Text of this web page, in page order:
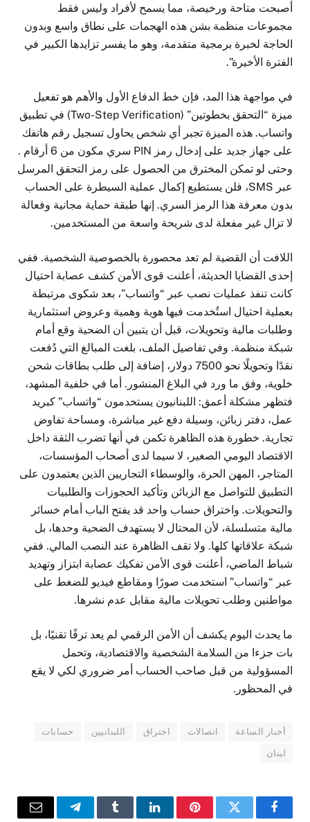
أصبحت متاحة ورخيصة، مما يسمح لأفراد وليس فقط
مجموعات منظمة بشن هذه الهجمات على نطاق واسع وبدون
الحاجة لخبرة برمجية متقدمة، وهو ما يفسر تزايدها الكبير في
الفترة الأخيرة”.
في مواجهة هذا المد، فإن خط الدفاع الأول والأهم هو تفعيل
ميزة “التحقق بخطوتين” (Two-Step Verification) في تطبيق
واتساب. هذه الميزة تجبر أي شخص يحاول تسجيل رقم هاتفك
على جهاز جديد على إدخال رمز PIN سري مكون من 6 أرقام .
وحتى لو تمكن المخترق من الحصول على رمز التحقق المرسل
عبر SMS، فلن يستطيع إكمال عملية السيطرة على الحساب
بدون معرفة هذا الرمز السري. إنها طبقة حماية مجانية وفعالة
لا تزال غير مفعلة لدى شريحة واسعة من المستخدمين.
اللافت أن القضية لم تعد محصورة بالخصوصية الشخصية. ففي
إحدى القضايا الحديثة، أعلنت قوى الأمن كشف عصابة احتيال
كانت تنفذ عمليات نصب عبر “واتساب”، بعد شكوى مرتبطة
بعملية احتيال استُخدمت فيها هوية وهمية وعروض استثمارية
وطلبات مالية وتحويلات، قبل أن يتبين أن الضحية وقع أمام
شبكة منظمة. وفي تفاصيل الملف، بلغت المبالغ التي دُفعت
نقدًا وتحويلًا نحو 7500 دولار، إضافة إلى طلب بطاقات شحن
خلوية، وفق ما ورد في البلاغ المنشور. أما في خلفية المشهد،
فتظهر مشكلة أعمق: اللبنانيون يستخدمون “واتساب” كبريد
عمل، دفتر زبائن، وسيلة دفع غير مباشرة، ومساحة تفاوض
تجارية. خطورة هذه الظاهرة تكمن في أنها تضرب الثقة داخل
الاقتصاد اليومي الصغير، لا سيما لدى أصحاب المؤسسات،
المتاجر، المهن الحرة، والوسطاء التجاريين الذين يعتمدون على
التطبيق للتواصل مع الزبائن وتأكيد الحجوزات والطلبيات
والتحويلات. واختراق حساب واحد قد يفتح الباب أمام خسائر
مالية متسلسلة، لأن المحتال لا يستهدف الضحية وحدها، بل
شبكة علاقاتها كلها. ولا تقف الظاهرة عند النصب المالي. ففي
شباط الماضي، أعلنت قوى الأمن تفكيك عصابة ابتزاز وتهديد
عبر “واتساب” استخدمت صورًا ومقاطع فيديو للضغط على
مواطنين وطلب تحويلات مالية مقابل عدم نشرها.
ما يحدث اليوم يكشف أن الأمن الرقمي لم يعد ترفًا تقنيًا، بل
بات جزءا من السلامة الشخصية والاقتصادية، وتحمل
المسؤولية من قبل صاحب الحساب أمر ضروري لكي لا يقع
في المحظور.
أخبار الساعة اتصالات اختراق اللبنانيين حسابات
لبنان
فيسبوكتويتر بينتيريستلينكدإن Tumblr تيلقرام البريد